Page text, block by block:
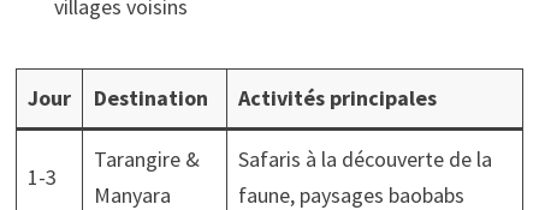
villages voisins
Jour Destination Activités principales
1-3
Tarangire &
Manyara
Safaris à la découverte de la
faune, paysages baobabs